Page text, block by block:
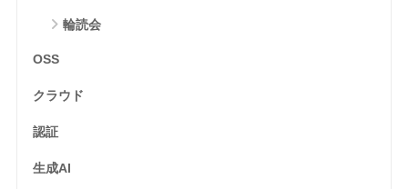
輪読会
OSS
クラウド
認証
生成AI